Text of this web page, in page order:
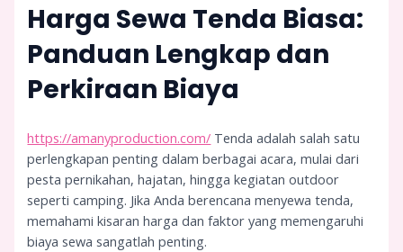
Harga Sewa Tenda Biasa:
Panduan Lengkap dan
Perkiraan Biaya
https://amanyproduction.com/ Tenda adalah salah satu
perlengkapan penting dalam berbagai acara, mulai dari
pesta pernikahan, hajatan, hingga kegiatan outdoor
seperti camping. Jika Anda berencana menyewa tenda,
memahami kisaran harga dan faktor yang memengaruhi
biaya sewa sangatlah penting.